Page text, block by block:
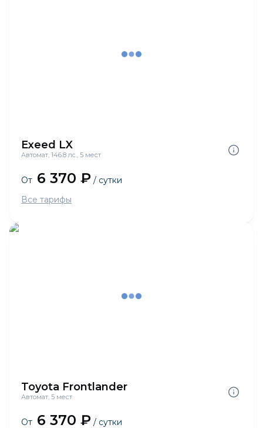
Exeed LX
Автомат, 146.8 лс., 5 мест
От 6 370 ₽ / сутки
Все тарифы
Toyota Frontlander
Автомат, 5 мест
От 6 370 ₽ / сутки